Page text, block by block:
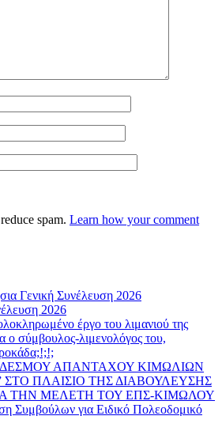
spam. Learn how your comment
Γενική Συνέλευση 2026
2026
έργο του λιμανιού της
ο σύμβουλος-λιμενολόγος του,
ΑΠΑΝΤΑΧΟΥ ΚΙΜΩΛΙΩΝ
ΣΤΟ ΠΛΑΙΣΙΟ ΤΗΣ ΔΙΑΒΟΥΛΕΥΣΗΣ
ΤΗΝ ΜΕΛΕΤΗ ΤΟΥ ΕΠΣ-ΚΙΜΩΛΟΥ
Συμβούλων για Ειδικό Πολεοδομικό